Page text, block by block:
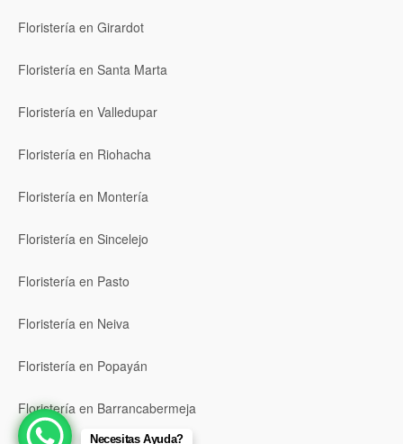
Floristería en Girardot
Floristería en Santa Marta
Floristería en Valledupar
Floristería en Riohacha
Floristería en Montería
Floristería en Sincelejo
Floristería en Pasto
Floristería en Neiva
Floristería en Popayán
Floristería en Barrancabermeja
Necesitas Ayuda?